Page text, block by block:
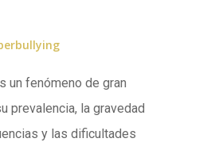
un fenómeno de gran
prevalencia, la gravedad
y las dificultades